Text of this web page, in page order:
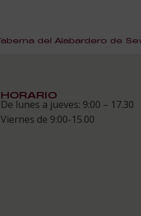
HORARIO
De lunes a jueves: 9:00 – 17.30
Viernes de 9:00-15.00